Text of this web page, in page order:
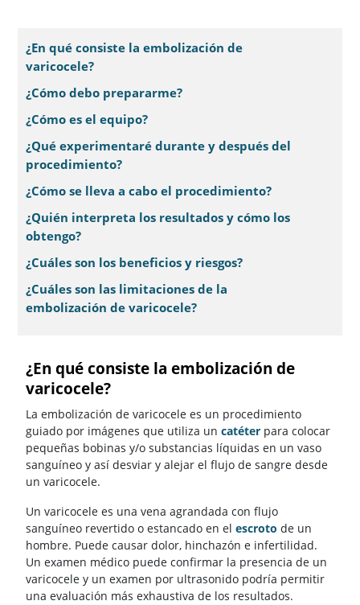
¿En qué consiste la embolización de
varicocele?
¿Cómo debo prepararme?
¿Cómo es el equipo?
¿Qué experimentaré durante y después del
procedimiento?
¿Cómo se lleva a cabo el procedimiento?
¿Quién interpreta los resultados y cómo los
obtengo?
¿Cuáles son los beneficios y riesgos?
¿Cuáles son las limitaciones de la
embolización de varicocele?
¿En qué consiste la embolización de
varicocele?
La embolización de varicocele es un procedimiento
guiado por imágenes que utiliza un catéter para colocar
pequeñas bobinas y/o substancias líquidas en un vaso
sanguíneo y así desviar y alejar el flujo de sangre desde
un varicocele.
Un varicocele es una vena agrandada con flujo
sanguíneo revertido o estancado en el escroto de un
hombre. Puede causar dolor, hinchazón e infertilidad.
Un examen médico puede confirmar la presencia de un
varicocele y un examen por ultrasonido podría permitir
una evaluación más exhaustiva de los resultados.